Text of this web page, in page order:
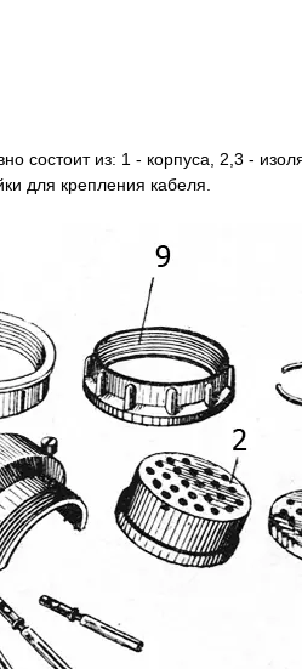
состоит из: 1 - корпуса, 2,3 -
для крепления кабеля.